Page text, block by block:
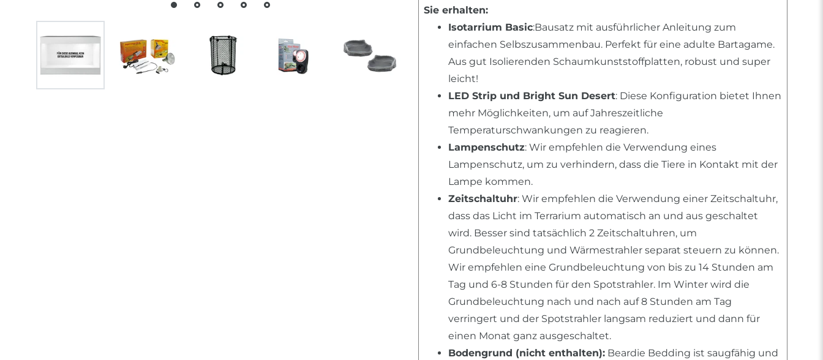
Sie erhalten:
Isotarrium Basic:Bausatz mit ausführlicher Anleitung zum
einfachen Selbszusammenbau. Perfekt für eine adulte Bartagame.
Aus gut Isolierenden Schaumkunststoffplatten, robust und super
leicht!
LED Strip und Bright Sun Desert: Diese Konfiguration bietet Ihnen
mehr Möglichkeiten, um auf Jahreszeitliche
Temperaturschwankungen zu reagieren.
Lampenschutz: Wir empfehlen die Verwendung eines
Lampenschutz, um zu verhindern, dass die Tiere in Kontakt mit der
Lampe kommen.
Zeitschaltuhr: Wir empfehlen die Verwendung einer Zeitschaltuhr,
dass das Licht im Terrarium automatisch an und aus geschaltet
wird. Besser sind tatsächlich 2 Zeitschaltuhren, um
Grundbeleuchtung und Wärmestrahler separat steuern zu können.
Wir empfehlen eine Grundbeleuchtung von bis zu 14 Stunden am
Tag und 6-8 Stunden für den Spotstrahler. Im Winter wird die
Grundbeleuchtung nach und nach auf 8 Stunden am Tag
verringert und der Spotstrahler langsam reduziert und dann für
einen Monat ganz ausgeschaltet.
Bodengrund (nicht enthalten): Beardie Bedding ist saugfähig und